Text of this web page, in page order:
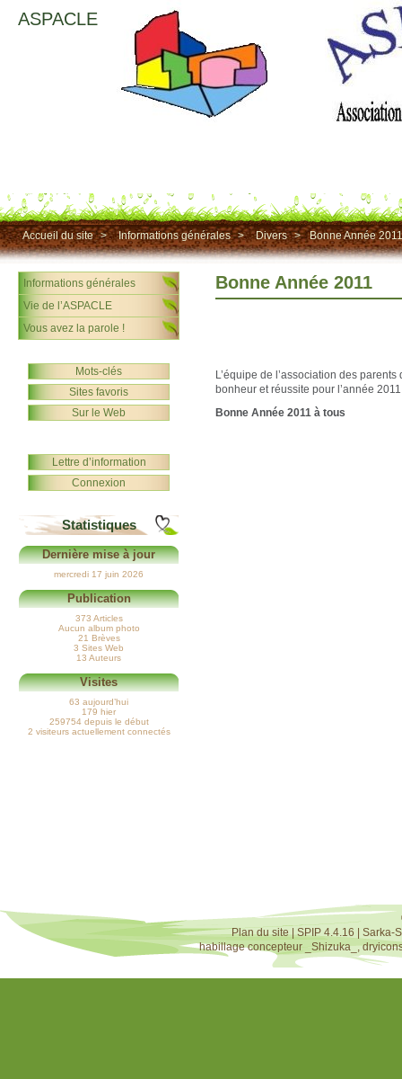
ASPACLE
Accueil du site > Informations générales > Divers > Bonne Année 2011
Bonne Année 2011
L’équipe de l’association des
bonheur et réussite pour l’année
Bonne Année 2011 à tous
Informations générales
Vie de l’ASPACLE
Vous avez la parole !
Mots-clés
Sites favoris
Sur le Web
Lettre d’information
Connexion
Statistiques
Dernière mise à jour
mercredi 17 juin 2026
Publication
373 Articles
Aucun album photo
21 Brèves
3 Sites Web
13 Auteurs
Visites
63 aujourd’hui
179 hier
259754 depuis le début
2 visiteurs actuellement connectés
Plan du site|SPIP 4.4.16
Sarka-
habillage concepteur
_Shizuka_,